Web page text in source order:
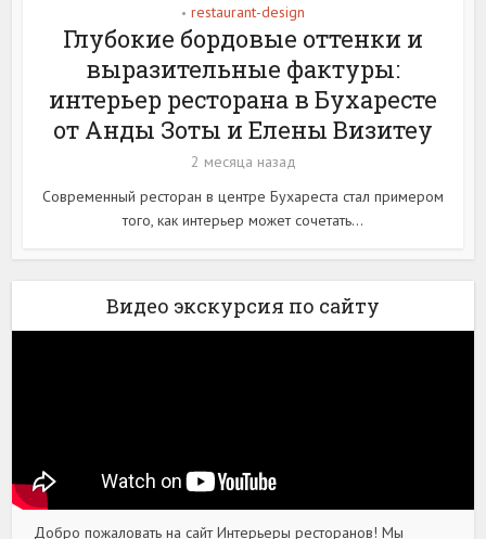
• restaurant-design
Глубокие бордовые оттенки и
выразительные фактуры:
интерьер ресторана в Бухаресте
от Анды Зоты и Елены Визитеу
2 месяца назад
Современный ресторан в центре Бухареста стал примером
того, как интерьер может сочетать...
Видео экскурсия по сайту
Добро пожаловать на сайт Интерьеры ресторанов! Мы